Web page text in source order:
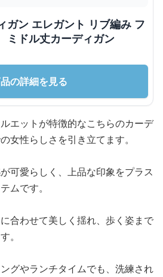
ガン エレガント リブ編み フ
ドル丈カーディガン
の詳細を見る
エットが特徴的なこちらのカーデ
女性らしさを引き立てます。
可愛らしく、上品な印象をプラス
ムです。
合わせて美しく揺れ、歩く姿まで
。
グやランチタイムでも、洗練され